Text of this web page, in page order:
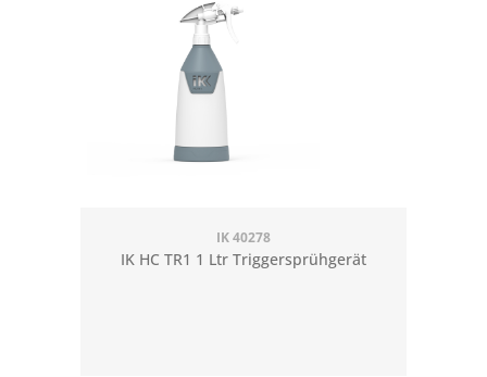
IK 40278
IK HC TR1 1 Ltr Triggersprühgerät